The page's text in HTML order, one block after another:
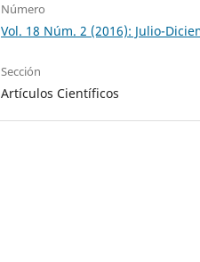
Número
Vol. 18 Núm. 2 (2016): Julio-
Sección
Artículos Científicos